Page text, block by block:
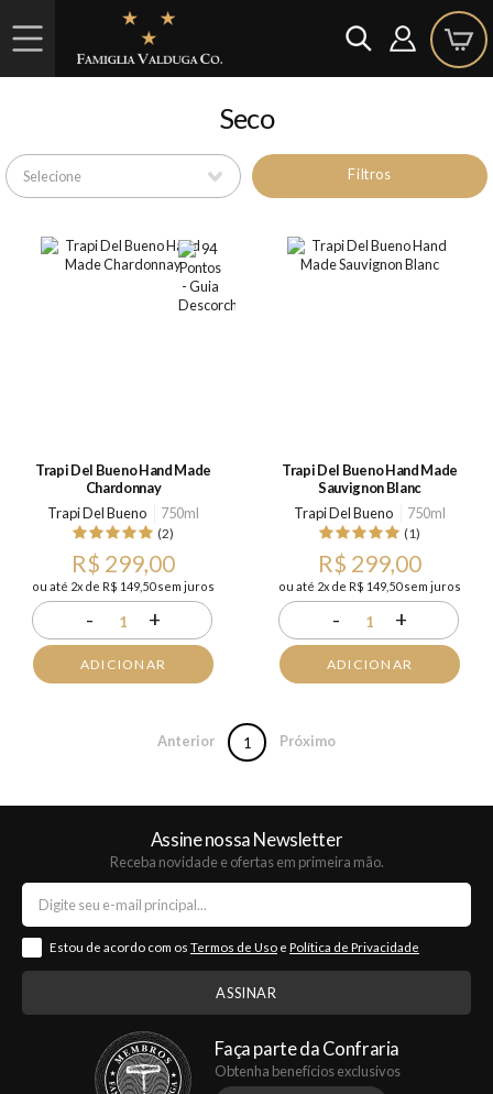
Seco
Filtros
Trapi Del Bueno Hand Made
Chardonnay
Trapi Del Bueno
750ml
(2)
R$ 299,00
ou até 2x de R$ 149,50 sem juros
- 1 +
ADICIONAR
Trapi Del Bueno Hand Made
Sauvignon Blanc
Trapi Del Bueno
750ml
(1)
R$ 299,00
ou até 2x de R$ 149,50 sem juros
- 1 +
ADICIONAR
Anterior 1 Próximo
Assine nossa Newsletter
Receba novidade e ofertas em primeira mão.
Estou de acordo com os Termos de Uso e Política de Privacidade
Faça parte da Confraria
Obtenha benefícios exclusivos